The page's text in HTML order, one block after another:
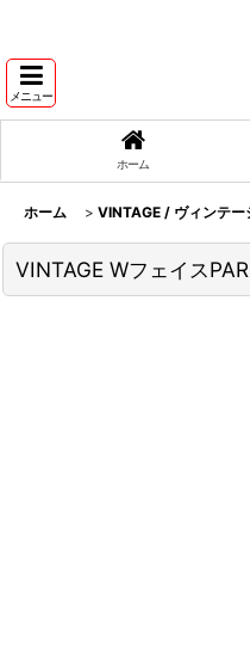
メニュー
ホーム
ホーム > VINTAGE / ヴィンテー
VINTAGE Wフェイス